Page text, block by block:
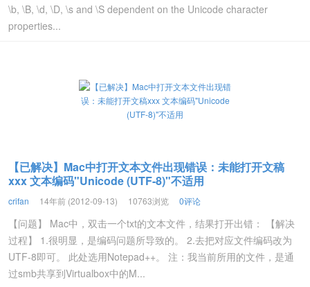
\b, \B, \d, \D, \s and \S dependent on the Unicode character
properties...
【已解决】Mac中打开文本文件出现错误：未能打开文稿
xxx 文本编码"Unicode (UTF-8)"不适用
crifan 14年前 (2012-09-13) 10763浏览 0评论
【问题】 Mac中，双击一个txt的文本文件，结果打开出错： 【解决
过程】 1.很明显，是编码问题所导致的。 2.去把对应文件编码改为
UTF-8即可。 此处选用Notepad++。 注：我当前所用的文件，是通
过smb共享到Virtualbox中的M...